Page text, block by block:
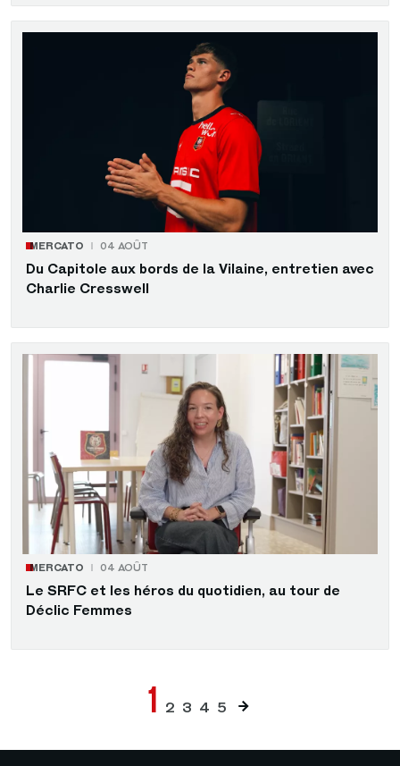
MERCATO 04 AOÛT
Du Capitole aux bords de la Vilaine, entretien avec
Charlie Cresswell
MERCATO 04 AOÛT
Le SRFC et les héros du quotidien, au tour de
Déclic Femmes
Pagination
Page
courante
1 Page
2 Page
3 Page
4 Page
5
Page